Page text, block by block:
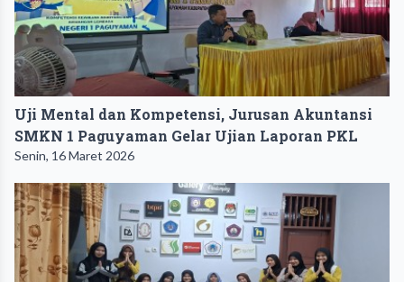
Uji Mental dan Kompetensi, Jurusan Akuntansi
SMKN 1 Paguyaman Gelar Ujian Laporan PKL
Senin, 16 Maret 2026